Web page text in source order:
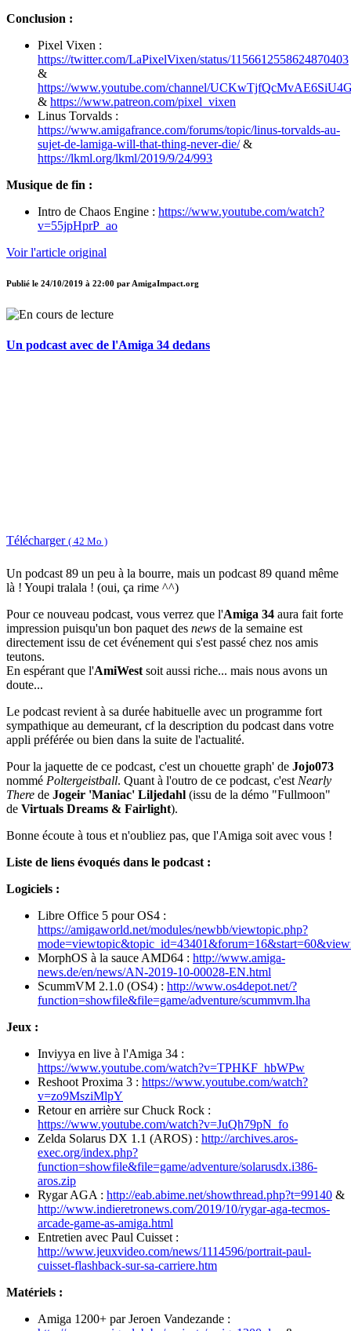
Conclusion :
Pixel Vixen :
https://twitter.com/LaPixelVixen/status/1156612558624870403
&
https://www.youtube.com/channel/
& https://www.patreon.com/pixel_vixen
Linus Torvalds :
https://www.amigafrance.com/forums/topic/linus-torvalds-au-
sujet-de-lamiga-will-that-thing-never-die/&
https://lkml.org/lkml/2019/9/24/993
Musique de fin :
Intro de Chaos Engine : https://www.youtube.com/watch?
v=55jpHprP_ao
Voir l'article original
Publié le 24/10/2019 à 22:00 parAmigaImpact.org
Un podcast avec de l'Amiga 34 dedans
Télécharger ( 42 Mo )
Un podcast 89 un peu à la bourre, mais un podcast 89 quand même
là ! Youpi tralala ! (oui, ça rime ^^)
Pour ce nouveau podcast, vous verrez que l'Amiga 34 aura fait forte
impression puisqu'un bon paquet des news de la semaine est
directement issu de cet événement qui s'est passé chez nos amis
teutons.
En espérant que l'AmiWest soit aussi riche... mais nous avons un
doute...
Le podcast revient à sa durée habituelle avec un programme fort
sympathique au demeurant, cf la description du podcast dans votre
appli préférée ou bien dans la suite de l'actualité.
Pour la jaquette de ce podcast, c'est un chouette graph' de Jojo073
nommé Poltergeistball. Quant à l'outro de ce podcast, c'est Nearly
There de Jogeir 'Maniac' Liljedahl (issu de la démo "Fullmoon"
de Virtuals Dreams & Fairlight).
Bonne écoute à tous et n'oubliez pas, que l'Amiga soit avec vous !
Liste de liens évoqués dans le podcast :
Logiciels :
Libre Office 5 pour OS4 :
https://amigaworld.net/modules/newbb/viewtopic.php?
MorphOS à la sauce AMD64 : http://www.amiga-
news.de/en/news/AN-2019-10-00028-EN.html
ScummVM 2.1.0 (OS4) : http://www.os4depot.net/?
function=showfile&file=game/adventure/scummvm.lha
Jeux :
Inviyya en live à l'Amiga 34 :
https://www.youtube.com/watch?v=TPHKF_hbWPw
Reshoot Proxima 3 : https://www.youtube.com/watch?
v=zo9MsziMlpY
Retour en arrière sur Chuck Rock :
https://www.youtube.com/watch?v=JuQh79pN_fo
Zelda Solarus DX 1.1 (AROS) : http://archives.aros-
exec.org/index.php?
function=showfile&file=game/adventure/solarusdx.i386-
aros.zip
Rygar AGA : http://eab.abime.net/showthread.php?t=99140 &
http://www.indieretronews.com/2019/10/rygar-aga-tecmos-
arcade-game-as-amiga.html
Entretien avec Paul Cuisset :
http://www.jeuxvideo.com/news/1114596/portrait-paul-
cuisset-flashback-sur-sa-carriere.htm
Matériels :
Amiga 1200+ par Jeroen Vandezande :